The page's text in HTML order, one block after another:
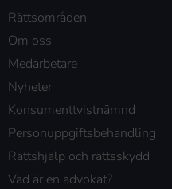
Rättsområden
Om oss
Medarbetare
Nyheter
Konsumenttvistnämnd
Personuppgiftsbehandling
Rättshjälp och rättsskydd
Vad är en advokat?